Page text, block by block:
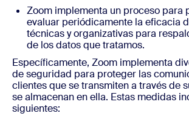
Zoom implementa un proceso para
evaluar periódicamente la eficacia
técnicas y organizativas para
de los datos que tratamos.
Específicamente, Zoom implementa
de seguridad para proteger las
clientes que se transmiten a través de
se almacenan en ella. Estas medidas
siguientes: